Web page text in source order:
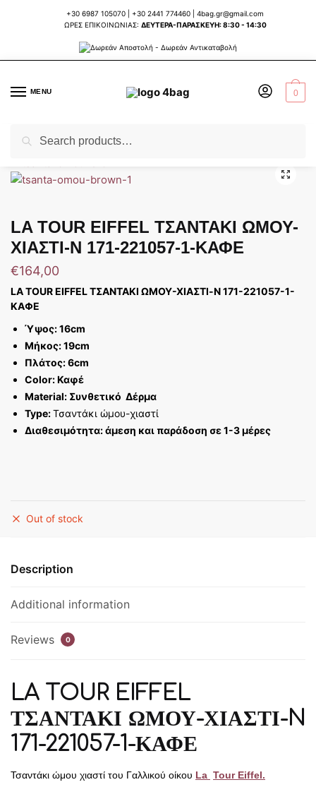
+30 6987 105070 +30 2441 774460
4bag.gr@gmail.com
ΩΡΕΣ ΕΠΙΚΟΙΝΩΝΙΑΣ: ΔΕΥΤΕΡΑ-ΠΑΡΑΣΚΕΥΗ: 8:30 - 14:30
MENU
for:
0
Home ΤΣΑΝΤΕΣ ΓΥΝΑΙΚΕΙΕΣ
LA TOUR EIFFEL ΤΣΑΝΤΑΚΙ ΩΜΟΥ-
ΧΙΑΣΤΙ-N 171-221057-1-ΚΑΦΕ
€164,00
LA TOUR EIFFEL ΤΣΑΝΤΑΚΙ ΩΜΟΥ-ΧΙΑΣΤΙ-N 171-221057-1-
ΚΑΦΕ
Ύψος: 16cm
Μήκος: 19cm
Πλάτος: 6cm
Color: Καφέ
Material: Συνθετικό Δέρμα
Type:Τσαντάκι ώμου-χιαστί
Διαθεσιμότητα: άμεση και παράδοση σε 1-3 μέρες
Out of stock
Description
Additional information
Reviews 0
LA TOUR EIFFEL
ΤΣΑΝΤΑΚΙ ΩΜΟΥ-ΧΙΑΣΤΙ-N
171-221057-1-ΚΑΦΕ
Τσαντάκι ώμου χιαστί του Γαλλικού οίκου La Tour Eiffel.